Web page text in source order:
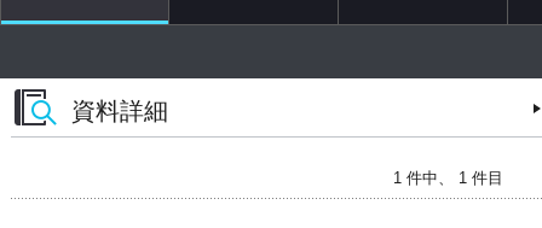
資料詳細
1 件中、 1 件目